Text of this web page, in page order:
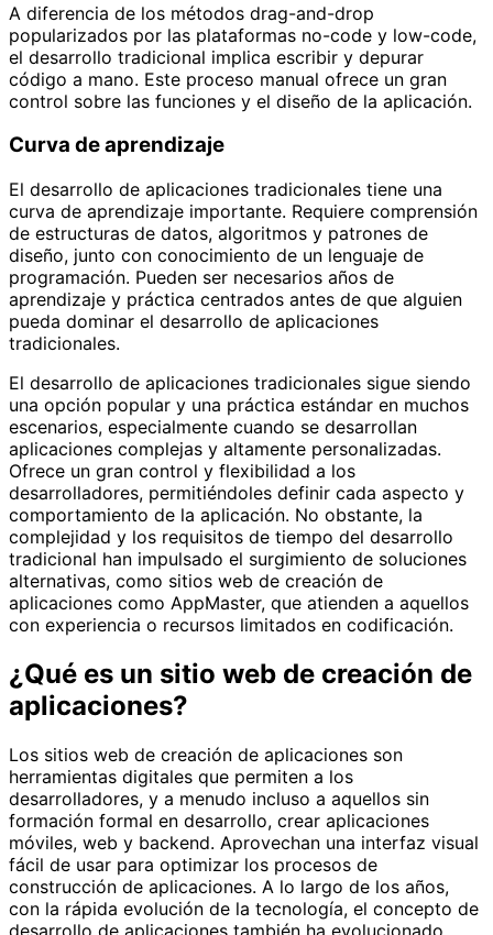
A diferencia de los métodos drag-and-drop
popularizados por las plataformas no-code y low-code,
el desarrollo tradicional implica escribir y depurar
código a mano. Este proceso manual ofrece un gran
control sobre las funciones y el diseño de la aplicación.
Curva de aprendizaje
El desarrollo de aplicaciones tradicionales tiene una
curva de aprendizaje importante. Requiere comprensión
de estructuras de datos, algoritmos y patrones de
diseño, junto con conocimiento de un lenguaje de
programación. Pueden ser necesarios años de
aprendizaje y práctica centrados antes de que alguien
pueda dominar el desarrollo de aplicaciones
tradicionales.
El desarrollo de aplicaciones tradicionales sigue siendo
una opción popular y una práctica estándar en muchos
escenarios, especialmente cuando se desarrollan
aplicaciones complejas y altamente personalizadas.
Ofrece un gran control y flexibilidad a los
desarrolladores, permitiéndoles definir cada aspecto y
comportamiento de la aplicación. No obstante, la
complejidad y los requisitos de tiempo del desarrollo
tradicional han impulsado el surgimiento de soluciones
alternativas, como sitios web de creación de
aplicaciones como AppMaster, que atienden a aquellos
con experiencia o recursos limitados en codificación.
¿Qué es un sitio web de creación de
aplicaciones?
Los sitios web de creación de aplicaciones son
herramientas digitales que permiten a los
desarrolladores, y a menudo incluso a aquellos sin
formación formal en desarrollo, crear aplicaciones
móviles, web y backend. Aprovechan una interfaz visual
fácil de usar para optimizar los procesos de
construcción de aplicaciones. A lo largo de los años,
con la rápida evolución de la tecnología, el concepto de
desarrollo de aplicaciones también ha evolucionado.